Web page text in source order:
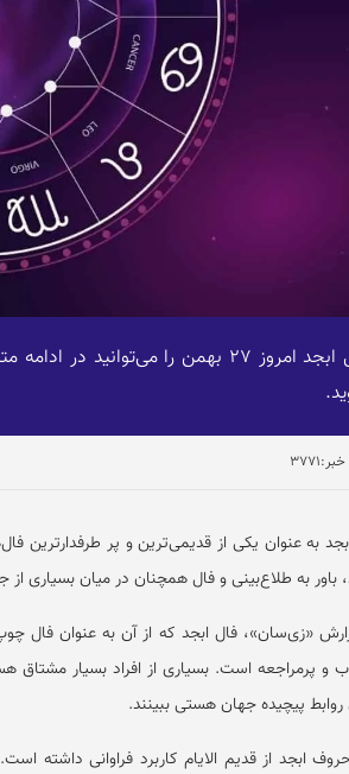
فال ابجد امروز ۲۷ بهمن را
خبر:۳۷۷۱
به عنوان یکی از قدیمی‌ترین و پر طرفدارترین
باور به طلاع‌بینی و فال همچنان در میان بسیاری از
«زی‌سان»، فال ابجد که از آن به عنوان فال
و پرمراجعه است. بسیاری از افراد بسیار مشتاق
پیچیده جهان هستی ببینند.
ابجد از قدیم الایام کاربرد فراوانی